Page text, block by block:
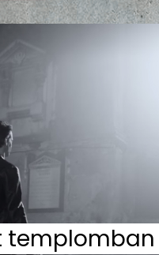
HIP
KULT
UTCA
ZENE
MÉDIAAJÁNLAT
IMPRESSZUM
PR-ARCHÍVUM
ADATKEZELÉSI TÁJÉKOZTATÓ
templomban